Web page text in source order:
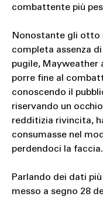
combattente più
Nonostante gli otto
completa assenza
pugile, Mayweather
porre fine al
conoscendo il
riservando un
redditizia rivincita,
consumasse nel
perdendoci la faccia.
Parlando dei dati
messo a segno 28